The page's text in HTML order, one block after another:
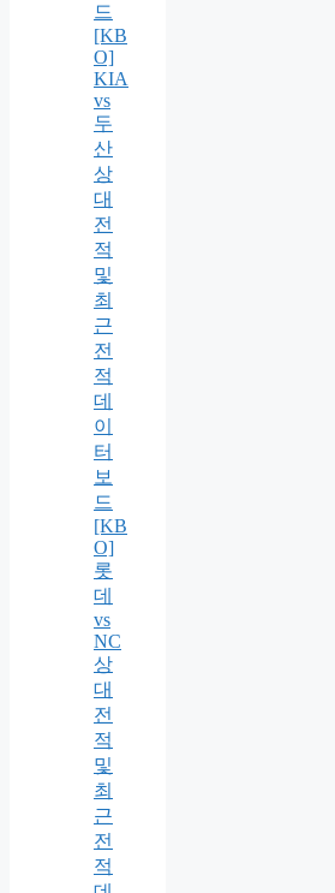
드
[KB
O]
KIA
vs
두
산
상
대
전
적
및
최
근
전
적
데
이
터
보
드
[KB
O]
롯
데
vs
NC
상
대
전
적
및
최
근
전
적